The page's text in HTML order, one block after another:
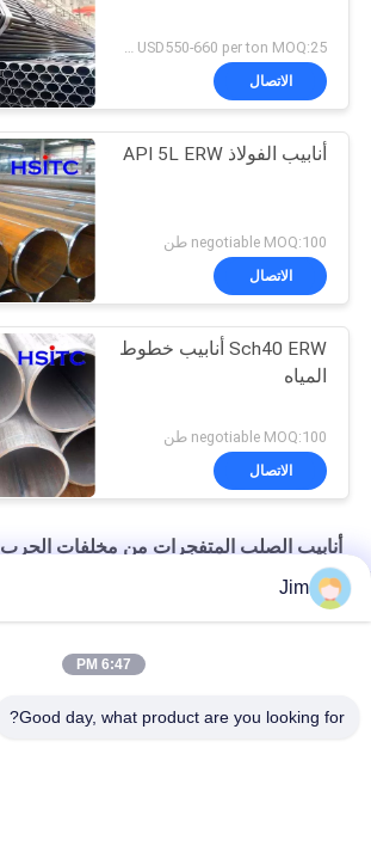
USD550-660 per ton MOQ:25 طن
الاتصال
أنابيب الفولاذ API 5L ERW
negotiable MOQ:100 طن
الاتصال
Sch40 ERW أنابيب خطوط
المياه
negotiable MOQ:100 طن
الاتصال
أنابيب الصلب المتفجرات من مخلفات الحرب
أسطم A53 Gr.B 4" Sch60 ERW أنابيب الفولاذ البخار الأسودJim
6:47 PM
Good day, what product are you looking for?